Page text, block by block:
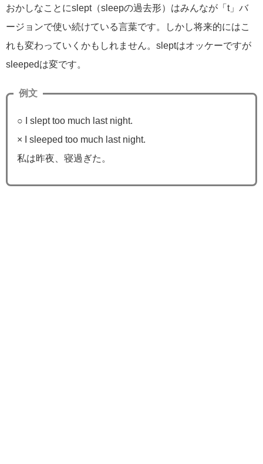
おかしなことにslept（sleepの過去形）はみんなが「t」バ
ージョンで使い続けている言葉です。しかし将来的にはこ
れも変わっていくかもしれません。sleptはオッケーですが
sleepedは変です。
例文
○ I slept too much last night.
× I sleeped too much last night.
私は昨夜、寝過ぎた。